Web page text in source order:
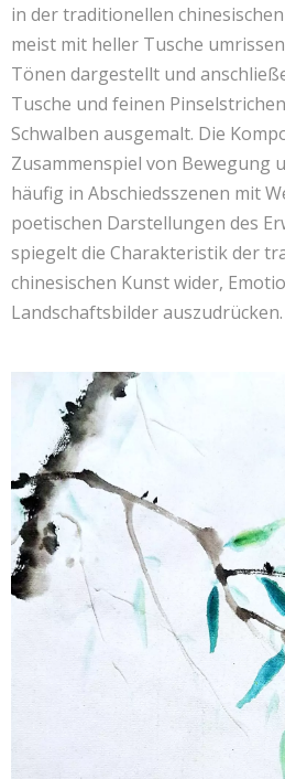
in der traditionellen
meist mit heller Tusche
Tönen dargestellt und
Tusche und feinen
Schwalben ausgemalt. Die
Zusammenspiel von Bewegung
häufig in Abschiedsszenen mit
poetischen Darstellungen des
spiegelt die Charakteristik der
chinesischen Kunst wider,
Landschaftsbilder auszudrücken.